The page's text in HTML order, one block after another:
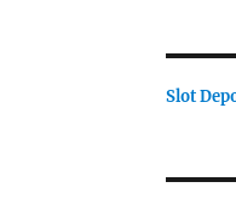
Slot